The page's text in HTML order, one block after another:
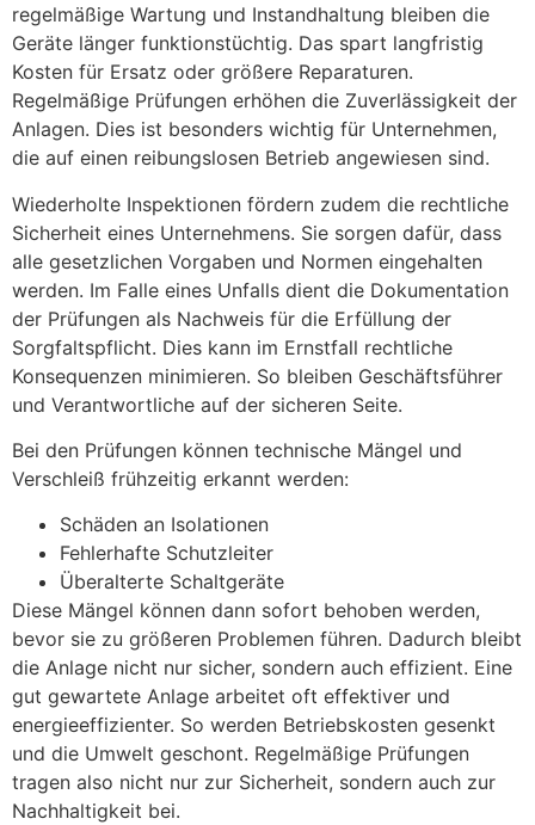
regelmäßige Wartung und Instandhaltung bleiben die
Geräte länger funktionstüchtig. Das spart langfristig
Kosten für Ersatz oder größere Reparaturen.
Regelmäßige Prüfungen erhöhen die Zuverlässigkeit der
Anlagen. Dies ist besonders wichtig für Unternehmen,
die auf einen reibungslosen Betrieb angewiesen sind.
Wiederholte Inspektionen fördern zudem die rechtliche
Sicherheit eines Unternehmens. Sie sorgen dafür, dass
alle gesetzlichen Vorgaben und Normen eingehalten
werden. Im Falle eines Unfalls dient die Dokumentation
der Prüfungen als Nachweis für die Erfüllung der
Sorgfaltspflicht. Dies kann im Ernstfall rechtliche
Konsequenzen minimieren. So bleiben Geschäftsführer
und Verantwortliche auf der sicheren Seite.
Bei den Prüfungen können technische Mängel und
Verschleiß frühzeitig erkannt werden:
Schäden an Isolationen
Fehlerhafte Schutzleiter
Überalterte Schaltgeräte
Diese Mängel können dann sofort behoben werden,
bevor sie zu größeren Problemen führen. Dadurch bleibt
die Anlage nicht nur sicher, sondern auch effizient. Eine
gut gewartete Anlage arbeitet oft effektiver und
energieeffizienter. So werden Betriebskosten gesenkt
und die Umwelt geschont. Regelmäßige Prüfungen
tragen also nicht nur zur Sicherheit, sondern auch zur
Nachhaltigkeit bei.